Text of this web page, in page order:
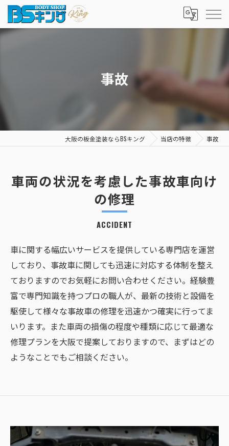
事故
大阪の板金塗装ならBSキング 当店の特徴 事故
車両の状況を考慮した事故車向け
の修理
ACCIDENT
車に関する幅広いサービスを提供している専門店を運営
しており、事故車に関しても迅速に対応する体制を整え
ておりますのでお気軽にお問い合わせください。経験豊
富で専門知識を持つプロの職人が、最新の技術と設備を
駆使して様々な事故車の修理を迅速かつ確実に行ってま
いります。また車両の損傷の程度や種類に応じて最適な
修理プランを大阪で提案しておりますので、まずはどの
ようなことでもご相談ください。